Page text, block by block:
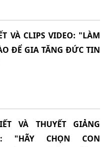
VÀ CLIPS VIDEO: "LÀM
ĐỂ GIA TĂNG ĐỨC TIN
VÀ THUYẾT GIẢNG
"HÃY CHỌN CON